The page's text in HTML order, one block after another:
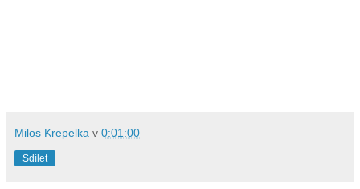
Milos Krepelka v 0:01:00
Sdílet